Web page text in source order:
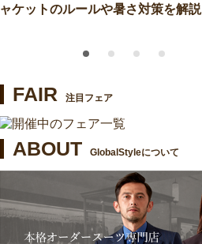
ャケットのルールや暑さ対策を解説
FAIR 注目フェア
ABOUT GlobalStyleについて